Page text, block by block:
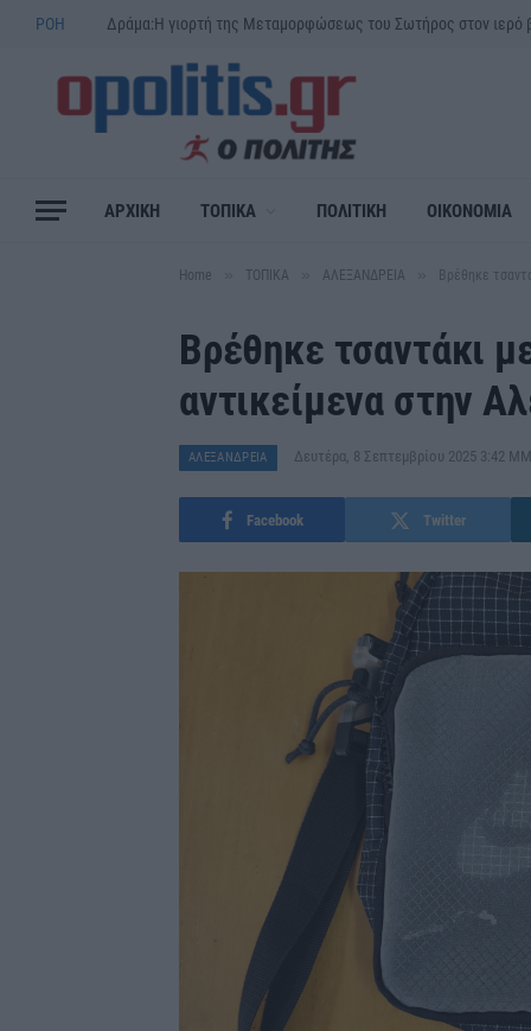
ΡΟΗ
ΑΡΧΙΚΗ ΤΟΠΙΚΑ ΠΟΛΙΤΙΚΗ ΟΙΚΟΝΟΜΙΑ
Home ΤΟΠΙΚΑ ΑΛΕΞΑΝΔΡΕΙΑ Βρέθηκε
Βρέθηκε τσαντάκι
αντικείμενα στην
ΑΛΕΞΑΝΔΡΕΙΑ Δευτέρα, 8 Σεπτεμβρίου 2025 3:42 ΜΜ
Facebook Twitter